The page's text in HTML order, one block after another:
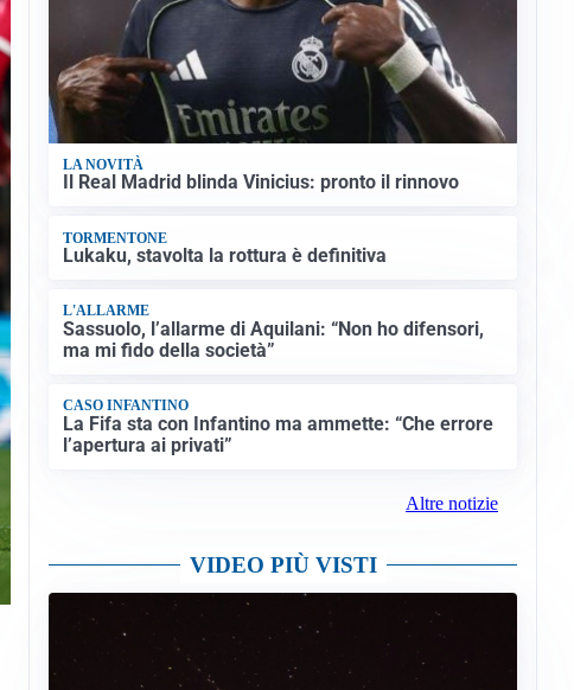
LA NOVITÀ
Il Real Madrid blinda Vinicius: pronto il rinnovo
TORMENTONE
Lukaku, stavolta la rottura è definitiva
L'ALLARME
Sassuolo, l’allarme di Aquilani: “Non ho difensori,
ma mi fido della società”
CASO INFANTINO
La Fifa sta con Infantino ma ammette: “Che errore
l’apertura ai privati”
Altre notizie
VIDEO PIÙ VISTI